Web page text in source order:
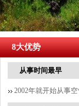
8大优势
从事时间最早
2002年就开始从事